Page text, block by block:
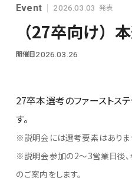
Event 2026.03.03 発表
（27卒向け）
開催日2026.03.26
27卒本選考のファーストス
す。
※説明会には選考要素はありま
※説明会参加の2～3営業日後
のご案内をします。